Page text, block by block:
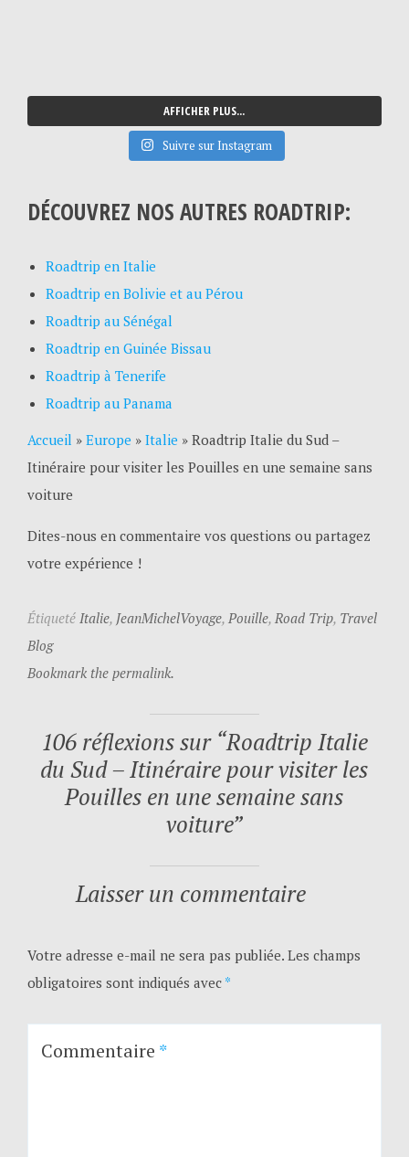
AFFICHER PLUS...
Suivre sur Instagram
DÉCOUVREZ NOS AUTRES ROADTRIP:
Roadtrip en Italie
Roadtrip en Bolivie et au Pérou
Roadtrip au Sénégal
Roadtrip en Guinée Bissau
Roadtrip à Tenerife
Roadtrip au Panama
Accueil » Europe » Italie »Roadtrip Italie du Sud –
Itinéraire pour visiter les Pouilles en une semaine sans
voiture
Dites-nous en commentaire vos questions ou partagez
votre expérience !
Étiqueté Italie, JeanMichelVoyage, Pouille, Road Trip, Travel
Blog
Bookmark the permalink.
106 réflexions sur “Roadtrip Italie
du Sud – Itinéraire pour visiter les
Pouilles en une semaine sans
voiture”
Laisser un commentaire
Votre adresse e-mail ne sera pas publiée. Les champs
obligatoires sont indiqués avec *
Commentaire *